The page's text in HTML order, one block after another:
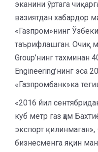
эканини ўртага
вазиятдан хабардор
«Газпром»нинг
таърифлашган. Очиқ
Group’нинг тахминан
Engineering’нинг эса
«Газпромбанк»ка
«2016 йил
куб метр газ ҳам
экспорт
бизнесменга яқин